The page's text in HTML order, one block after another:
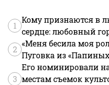
1
Кому признаются в
сердце: любовный
2
«Меня бесила моя
Пуговка из
3
Его номинировали
местам съемок